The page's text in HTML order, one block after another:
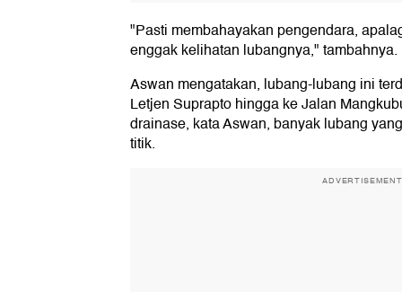
"Pasti membahayakan pengendara,
enggak kelihatan lubangnya," tambahnya.
Aswan mengatakan, lubang-lubang ini
Letjen Suprapto hingga ke Jalan
drainase, kata Aswan, banyak lubang
titik.
ADVERTISEMENT